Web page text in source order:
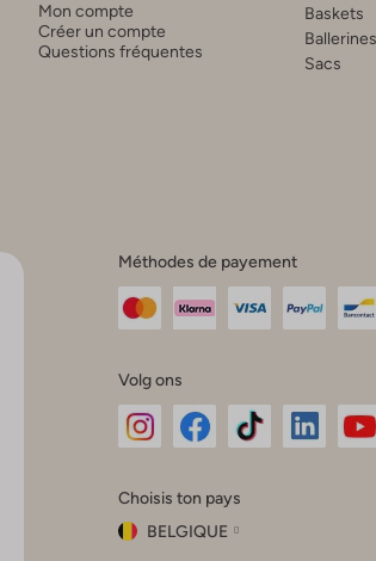
Mon compte
Créer un compte
Questions fréquentes
Baskets
Ballerines
Sacs
Méthodes de payement
Volg ons
Instagram
Facebook
TikTok
Choisis ton pays
BELGIQUE